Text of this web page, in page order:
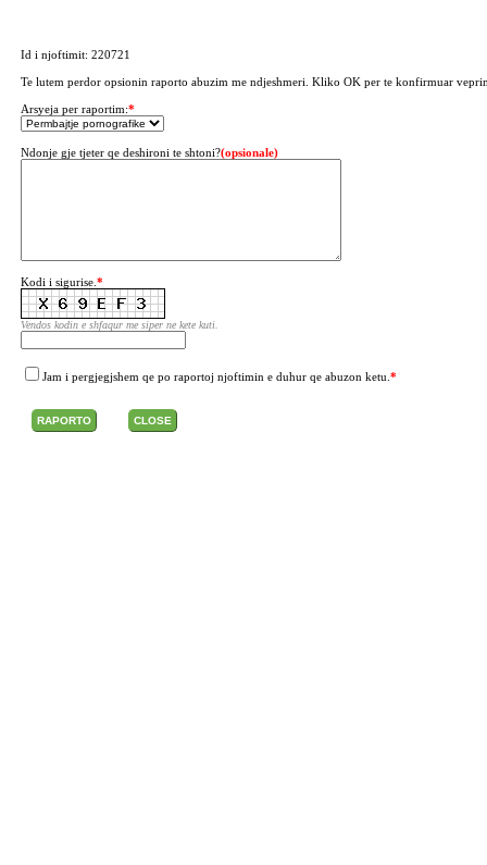
Id i njoftimit: 220721
Te lutem perdor opsionin raporto abuzim me ndjeshmeri. Kliko OK per te konfirmuar
Arsyeja per raportim:*
Ndonje gje tjeter qe deshironi te shtoni?(opsionale)
Kodi i sigurise. *
Vendos kodin e shfaqur me siper ne kete kuti.
Jam i pergjegjshem qe po raportoj njoftimin e duhur qe abuzon ketu. *
RAPORTO CLOSE